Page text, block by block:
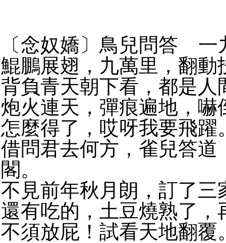
〔念奴嬌〕鳥兒問答 一
鯤鵬展翅，九萬里，翻動
背負青天朝下看，都是人
炮火連天，彈痕遍地，嚇
怎麼得了，哎呀我要飛躍
借問君去何方，雀兒答道
閣。
不見前年秋月朗，訂了三
還有吃的，土豆燒熟了，
不須放屁！試看天地翻覆